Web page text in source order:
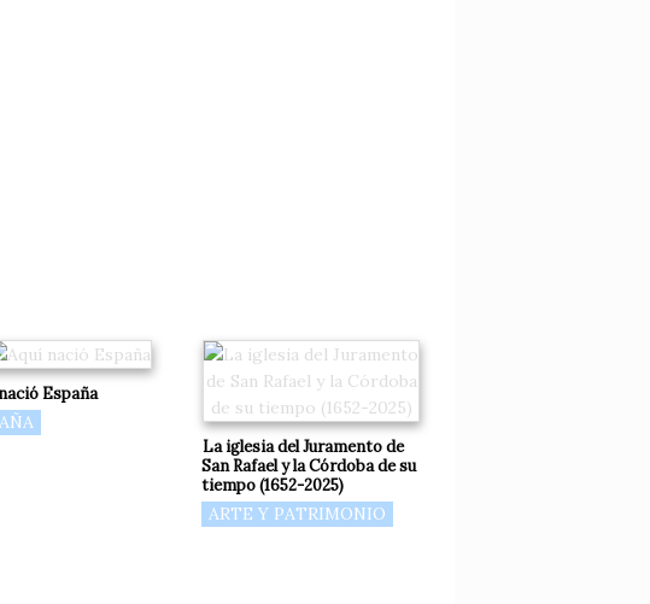
España
La iglesia del Juramento de
San Rafael y la Córdoba de su
tiempo (1652-2025)
ARTE Y PATRIMONIO